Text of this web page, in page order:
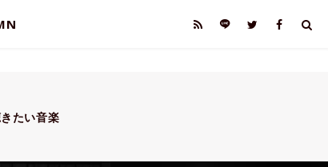
たい音楽